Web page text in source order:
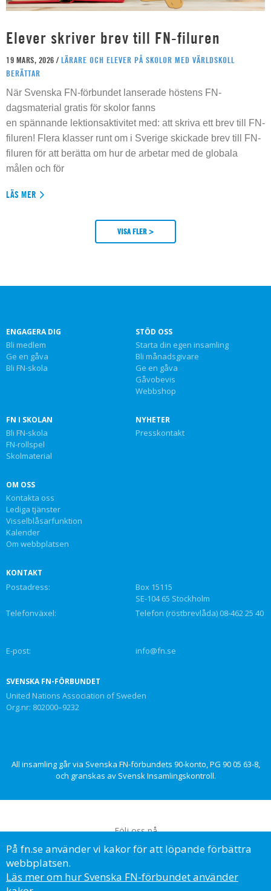
Elever skriver brev till FN-filuren
19 MARS, 2026 / LÄRARE OCH ELEVER PÅ SKOLOR MED VÄRLDSKOLL
BERÄTTAR
När Svenska FN-förbundet lanserade höstens FN-
dagsmaterial gratis för skolor fanns
en spännande lektionsaktivitet med: att skriva ett brev till FN-
filuren! Flera klasser runt om i Sverige skickade brev till FN-
filuren för att berätta om hur de arbetar med de globala
målen och för
LÄS MER
VISA FLER >
ENGAGERA DIG
Bli medlem
Ge en gåva
Bli FN-skola
STÖD OSS
Starta din egen insamling
Bli månadsgivare
Ge en gåva
Gåvobevis
Webbshop
FN I SKOLAN
Bli FN-skola
FN-rollspel
Skolmaterial
NYHETER
Presskontakt
OM OSS
Kontakta oss
Lediga tjänster
Visselblåsarfunktion
Kalender
Om webbplatsen
KONTAKT
Postadress:
Box 15115
SE-104 65 Stockholm
Telefonväxel:
Telefon (röstbrevlåda) 08-462 25 40
E-post: info@fn.se
SVENSKA FN-FÖRBUNDET
United Nations Association of Sweden
Org.nr: 802000–9232
All insamling går via Svenska FN-förbundets 90-konto, PG 90 05 63-8,
och granskas av Svensk Insamlingskontroll.
Följ oss på
På fn.se använder vi kakor för att löpande förbättra
webbplatsen.
Läs mer om hur Svenska FN-förbundet använder